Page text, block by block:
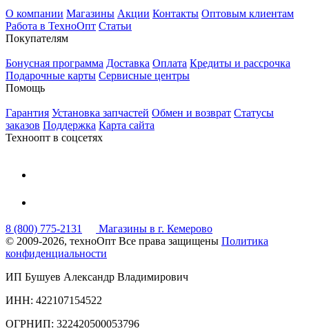
О компании Магазины Акции Контакты Оптовым клиентам
Работа в ТехноОпт Статьи
Покупателям
Бонусная программа Доставка Оплата Кредиты и рассрочка
Подарочные карты Сервисные центры
Помощь
Гарантия Установка запчастей Обмен и возврат Статусы
заказов Поддержка Карта сайта
Техноопт в соцсетях
8 (800) 775-2131
Магазины в г. Кемерово
© 2009-2026, техноОпт Все права защищены Политика
конфиденциальности
ИП Бушуев Александр Владимирович
ИНН: 422107154522
ОГРНИП: 322420500053796